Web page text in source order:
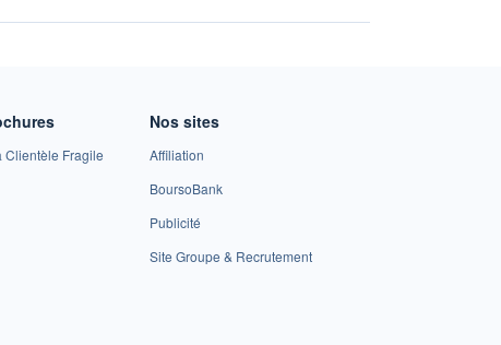
Clientèle Fragile
Nos sites
Affiliation
BoursoBank
Publicité
Site Groupe & Recrutement